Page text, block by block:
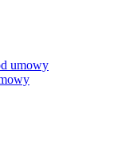
umowy